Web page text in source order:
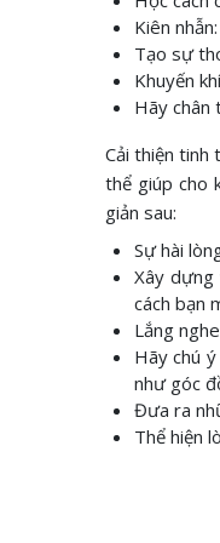
Kiên
Tạo sự
Khuyến
Hãy chân
Cải thiện tinh
thể giúp cho
giản sau:
Sự hài
Xây dựng
cách bạn
Lắng
Hãy chú
như góc
Đưa ra
Thể hiện